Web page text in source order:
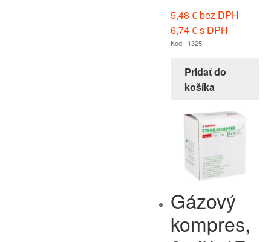
5,48 €bez DPH
6,74€s DPH
Kód: 1325
Pridať do
košíka
Gázový
kompres,